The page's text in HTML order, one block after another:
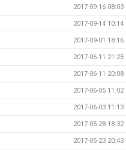
2017-09-16 08:03
2017-09-14 10:14
2017-09-01 18:16
2017-06-11 21:25
2017-06-11 20:08
2017-06-05 11:02
2017-06-03 11:13
2017-05-28 18:32
2017-05-23 20:43